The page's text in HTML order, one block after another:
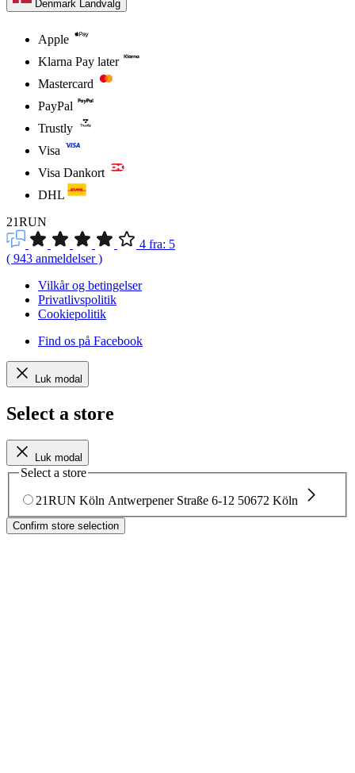
Denmark Landvalg
Apple
Klarna Pay later
Mastercard
PayPal
Trustly
Visa
Visa Dankort
DHL
21RUN
4 fra: 5
( 943 anmeldelser)
Vilkår og betingelser
Privatlivspolitik
Cookiepolitik
Find os på Facebook
Luk modal
Select a store
Luk modal
Select a store
21RUN Köln Antwerpener Straße 6-12 50672 Köln
Confirm store selection